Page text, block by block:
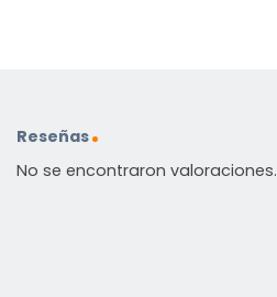
Reseñas
No se encontraron valoraciones.